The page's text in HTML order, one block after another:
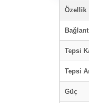
Özellik
Tepsi
Tepsi
Güç